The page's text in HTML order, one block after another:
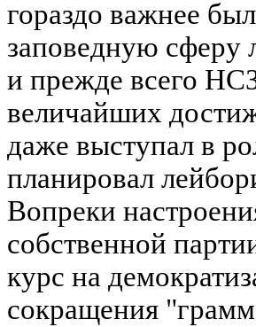
гораздо важнее
заповедную сферу
и прежде всего
величайших
даже выступал в
планировал
Вопреки
собственной
курс на
сокращения